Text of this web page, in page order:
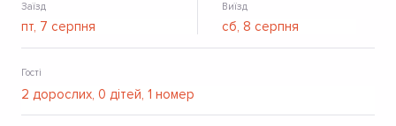
Заїзд Виїзд
Гості